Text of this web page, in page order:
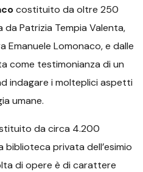
costituito da oltre 250
Patrizia Tempia Valenta,
Emanuele Lomonaco, e dalle
come testimonianza di un
indagare i molteplici aspetti
umane.
da circa 4.200
privata dell’esimio
di opere è di carattere